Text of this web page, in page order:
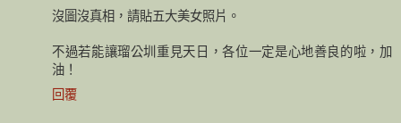
沒圖沒真相，請貼五大美女照片。
不過若能讓瑠公圳重見天日，各位一定是心地善良的啦，加
油！
回覆